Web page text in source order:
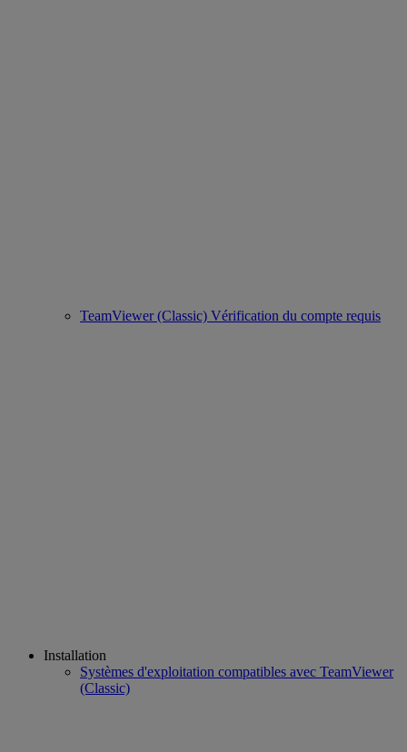
TeamViewer (Classic) Vérification du compte requis
Installation
Systèmes d'exploitation compatibles avec TeamViewer
(Classic)